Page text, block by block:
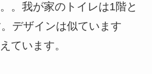
。我が家のトイレは1階と
デザインは似ています
ています。